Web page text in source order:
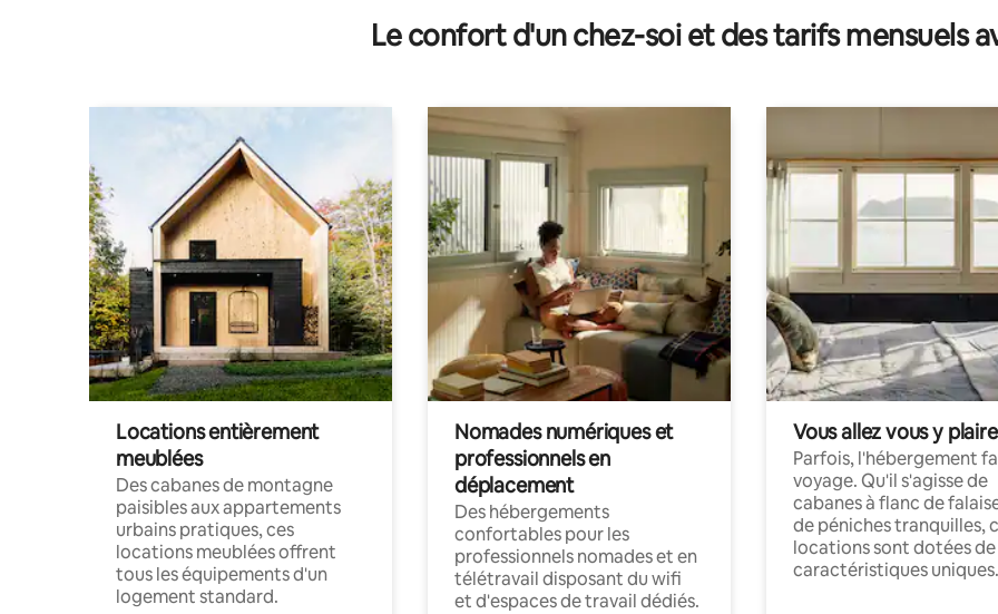
Le confort d'un chez-soi et des tarifs mensuels
Locations entièrement
meublées
Des cabanes de montagne
paisibles aux appartements
urbains pratiques, ces
locations meublées offrent
tous les équipements d'un
logement standard.
Nomades numériques et
professionnels en
déplacement
Des hébergements
confortables pour les
professionnels nomades et en
télétravail disposant du wifi
et d'espaces de travail dédiés.
Vous allez vous y plaire
Parfois, l'hébergement
voyage. Qu'il s'agisse de
cabanes à flanc de
de péniches tranquilles,
locations sont dotées de
caractéristiques uniques.